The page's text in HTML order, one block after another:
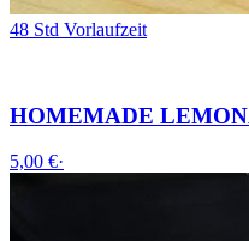
48 Std Vorlaufzeit
HOMEMADE
5,00 €·